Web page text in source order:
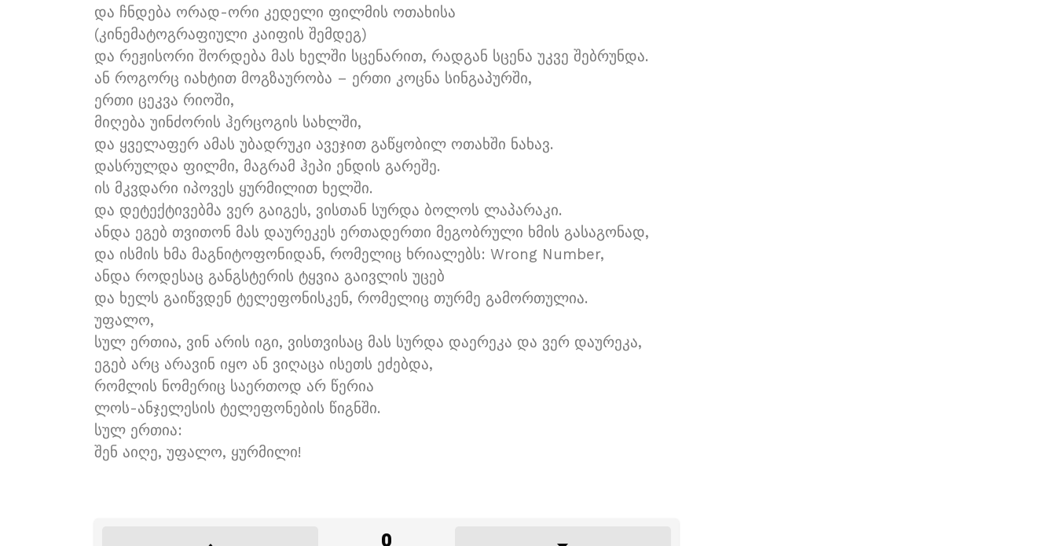
და ჩნდება ორად-ორი კედელი ფილმის ოთახისა
(კინემატოგრაფიული კაიფის შემდეგ)
და რეჟისორი შორდება მას ხელში სცენარით, რადგან სცენა უკვე შებრუნდა.
ან როგორც იახტით მოგზაურობა – ერთი კოცნა სინგაპურში,
ერთი ცეკვა რიოში,
მიღება უინძორის ჰერცოგის სახლში,
და ყველაფერ ამას უბადრუკი ავეჯით გაწყობილ ოთახში ნახავ.
დასრულდა ფილმი, მაგრამ ჰეპი ენდის გარეშე.
ის მკვდარი იპოვეს ყურმილით ხელში.
და დეტექტივებმა ვერ გაიგეს, ვისთან სურდა ბოლოს ლაპარაკი.
ანდა ეგებ თვითონ მას დაურეკეს ერთადერთი მეგობრული ხმის გასაგონად,
და ისმის ხმა მაგნიტოფონიდან, რომელიც ხრიალებს: Wrong Number,
ანდა როდესაც განგსტერის ტყვია გაივლის უცებ
და ხელს გაიწვდენ ტელეფონისკენ, რომელიც თურმე გამორთულია.
უფალო,
სულ ერთია, ვინ არის იგი, ვისთვისაც მას სურდა დაერეკა და ვერ დაურეკა,
ეგებ არც არავინ იყო ან ვიღაცა ისეთს ეძებდა,
რომლის ნომერიც საერთოდ არ წერია
ლოს-ანჯელესის ტელეფონების წიგნში.
სულ ერთია:
შენ აიღე, უფალო, ყურმილი!